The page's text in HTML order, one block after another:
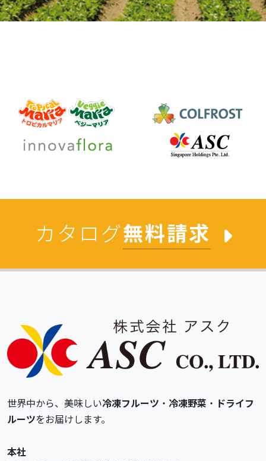
カタログ無料請求
世界中から、美味しい冷凍フルーツ ・ 冷凍野菜 ・ ドライフ
ルーツをお届けします。
本社